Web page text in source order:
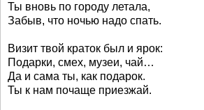
Ты вновь по городу летала,
Забыв, что ночью надо спать.
Визит твой краток был и ярок:
Подарки, смех, музеи, чай…
Да и сама ты, как подарок.
Ты к нам почаще приезжай.